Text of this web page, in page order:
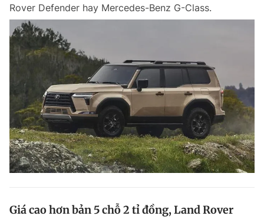
Rover Defender hay Mercedes-Benz G-Class.
Giá cao hơn bản 5 chỗ 2 tỉ đồng, Land Rover